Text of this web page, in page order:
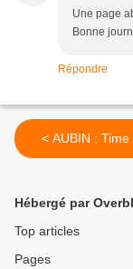
Une page
Bonne
Répondre
< AUBIN :
Hébergé par
Top articles
Pages